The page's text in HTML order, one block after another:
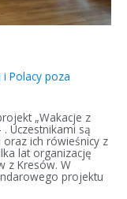
Polacy poza
„Wakacje z
Uczestnikami są
oraz ich rówieśnicy z
lat organizację
z Kresów. W
projektu